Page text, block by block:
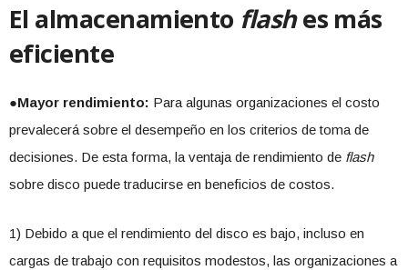
El almacenamiento flashes más
eficiente
●Mayor rendimiento: Para algunas organizaciones el costo
prevalecerá sobre el desempeño en los criterios de toma de
decisiones. De esta forma, la ventaja de rendimiento de flash
sobre disco puede traducirse en beneficios de costos.
1) Debido a que el rendimiento del disco es bajo, incluso en
cargas de trabajo con requisitos modestos, las organizaciones a